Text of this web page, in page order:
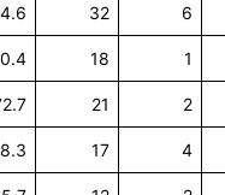
32 6
18 1
21 2
17 4